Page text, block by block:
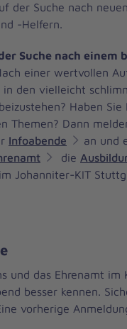
der Suche nach
-Helfern.
Suche nach einem
einer wertvollen
in den vielleicht
Haben Sie
Themen? Dann
Infoabende
an und
die
im Johanniter-KIT
und das Ehrenamt im
besser kennen.
vorherige